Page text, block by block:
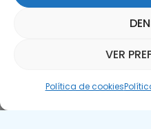
VER
Política de cookies